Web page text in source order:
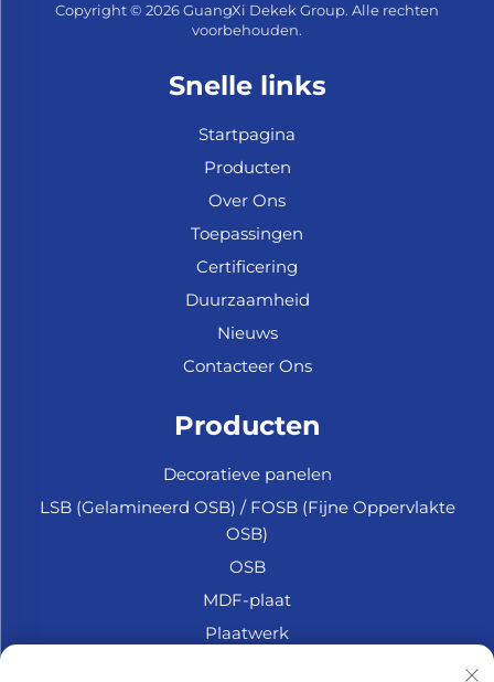
Copyright © 2026 GuangXi Dekek Group. Alle rechten
voorbehouden.
Snelle links
Startpagina
Producten
Over Ons
Toepassingen
Certificering
Duurzaamheid
Nieuws
Contacteer Ons
Producten
Decoratieve panelen
LSB (Gelamineerd OSB) / FOSB (Fijne Oppervlakte
OSB)
OSB
MDF-plaat
Plaatwerk